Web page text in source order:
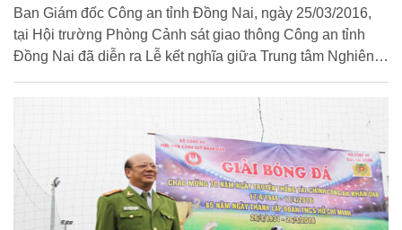
Ban Giám đốc Công an tỉnh Đồng Nai, ngày 25/03/2016,
tại Hội trường Phòng Cảnh sát giao thông Công an tỉnh
Đồng Nai đã diễn ra Lễ kết nghĩa giữa Trung tâm Nghiên
sát, Học viện CSND và Phòng Cảnh sát giao thông Công